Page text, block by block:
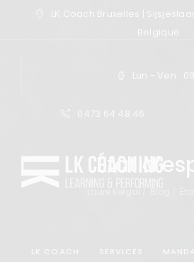
LK Coach Bruxelles |
Belgique
Lun - Ven :
0473 64 48 46
LK COACH SERVICES
État